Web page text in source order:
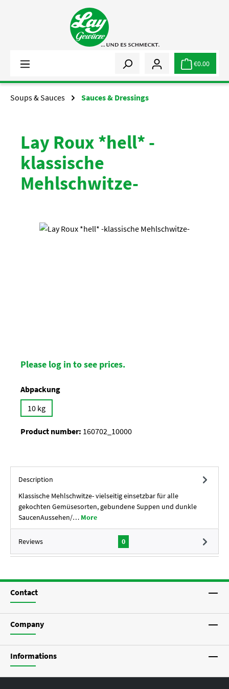
€0.00
Soups & Sauces Sauces & Dressings
Lay Roux *hell* -
klassische
Mehlschwitze-
Skip image gallery
Please log in to see prices.
Select
Abpackung
10 kg
Product number: 160702_10000
Description
Klassische Mehlschwitze- vielseitig einsetzbar für alle
gekochten Gemüsesorten, gebundene Suppen und dunkle
SaucenAussehen/… More
Reviews 0
Contact
Company
Informations